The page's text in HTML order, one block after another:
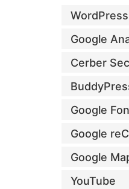
WordPress
Google
Cerber
Google
Google
Google
YouTube